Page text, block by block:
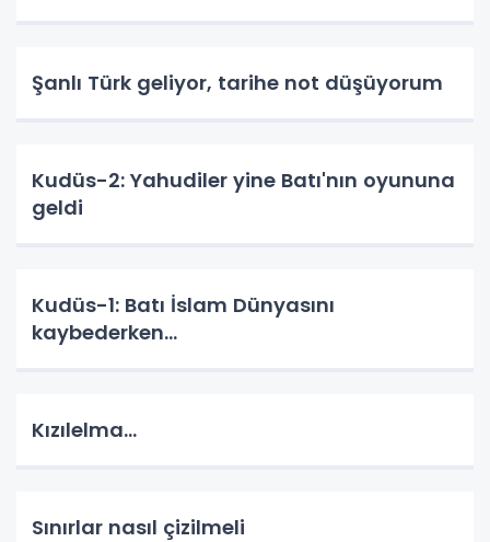
Şanlı Türk geliyor, tarihe not düşüyorum
Kudüs-2: Yahudiler yine Batı'nın oyununa
geldi
Kudüs-1: Batı İslam Dünyasını
kaybederken...
Kızılelma...
Sınırlar nasıl çizilmeli